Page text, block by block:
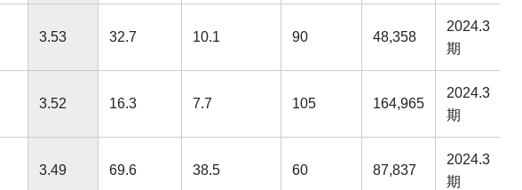
3.53 32.7 10.1 90 48,358
2024.3
期
3.52 16.3 7.7 105 164,965
2024.3
期
3.49 69.6 38.5 60 87,837
2024.3
期